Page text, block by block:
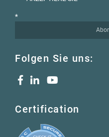
*
Folgen Sie uns:
Certification